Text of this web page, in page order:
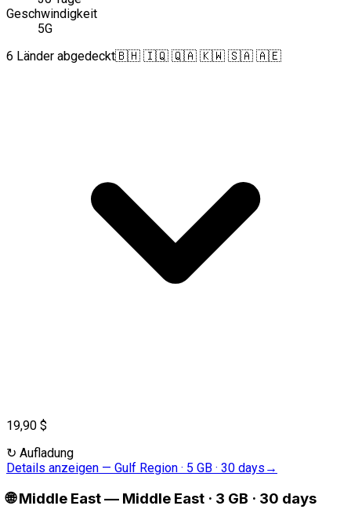
Geschwindigkeit
5G
6 Länder abgedeckt🇧🇭 🇮🇶 🇶🇦 🇰🇼 🇸🇦 🇦🇪
19,90 $
↻ Aufladung
Details anzeigen — Gulf Region · 5 GB · 30 days →
🌐 Middle East— Middle East · 3 GB · 30 days